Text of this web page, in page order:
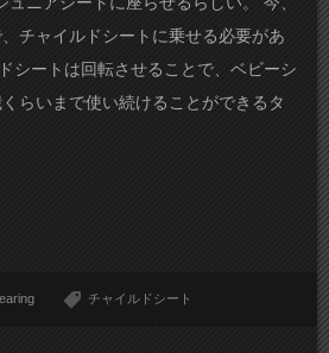
チャイルドシートに乗せる必要があ
シートは回転させることで、ベビーシ
らいまで使い続けることができるタ
チャイルドシート